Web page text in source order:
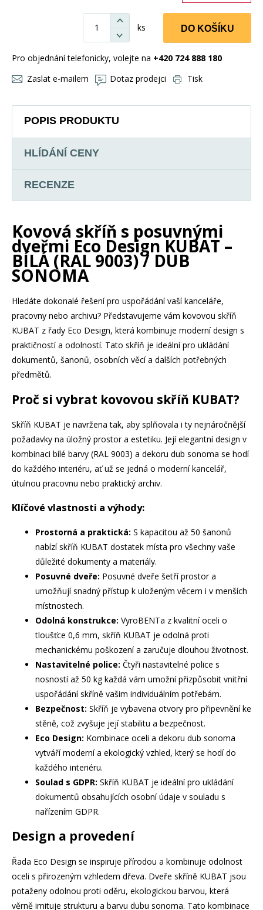
ks DO KOŠÍKU
Pro objednání telefonicky, volejte na +420 724 888 180
Zaslat e-mailem
Dotaz prodejci Tisk
POPIS PRODUKTU
HLÍDÁNÍ CENY
RECENZE
Kovová skříň s posuvnými
dveřmi Eco Design KUBAT –
BÍLÁ (RAL 9003) / DUB
SONOMA
Hledáte dokonalé řešení pro uspořádání vaší kanceláře,
pracovny nebo archivu? Představujeme vám kovovou skříň
KUBAT z řady Eco Design, která kombinuje moderní design s
praktičností a odolností. Tato skříň je ideální pro ukládání
dokumentů, šanonů, osobních věcí a dalších potřebných
předmětů.
Proč si vybrat kovovou skříň KUBAT?
Skříň KUBAT je navržena tak, aby splňovala i ty nejnáročnější
požadavky na úložný prostor a estetiku. Její elegantní design v
kombinaci bílé barvy (RAL 9003) a dekoru dub sonoma se hodí
do každého interiéru, ať už se jedná o moderní kancelář,
útulnou pracovnu nebo praktický archiv.
Klíčové vlastnosti a výhody:
Prostorná a praktická: S kapacitou až 50 šanonů
nabízí skříň KUBAT dostatek místa pro všechny vaše
důležité dokumenty a materiály.
Posuvné dveře: Posuvné dveře šetří prostor a
umožňují snadný přístup k uloženým věcem i v menších
místnostech.
Odolná konstrukce: VyroBENTa z kvalitní oceli o
tloušťce 0,6 mm, skříň KUBAT je odolná proti
mechanickému poškození a zaručuje dlouhou životnost.
Nastavitelné police: Čtyři nastavitelné police s
nosností až 50 kg každá vám umožní přizpůsobit vnitřní
uspořádání skříně vašim individuálním potřebám.
Bezpečnost: Skříň je vybavena otvory pro připevnění ke
stěně, což zvyšuje její stabilitu a bezpečnost.
Eco Design: Kombinace oceli a dekoru dub sonoma
vytváří moderní a ekologický vzhled, který se hodí do
každého interiéru.
Soulad s GDPR: Skříň KUBAT je ideální pro ukládání
dokumentů obsahujících osobní údaje v souladu s
nařízením GDPR.
Design a provedení
Řada Eco Design se inspiruje přírodou a kombinuje odolnost
oceli s přirozeným vzhledem dřeva. Dveře skříně KUBAT jsou
potaženy odolnou proti oděru, ekologickou barvou, která
věrně imituje strukturu a barvu dubu sonoma. Tato kombinace